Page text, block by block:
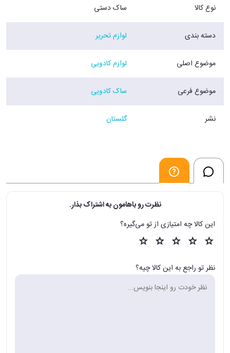
نوع کالا ساک دستی
دسته بندی لوازم تحریر
موضوع اصلی لوازم کادویی
موضوع فرعی ساک کادویی
نشر گلستان
نظرت رو باهامون به اشتراک بذار.
این کالا چه امتیازی از تو می‌گیره؟
نظر تو راجع به این کالا چیه؟